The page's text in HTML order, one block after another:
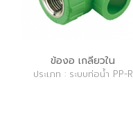
ข้องอ เกลียวใน
ประเภท : ระบบท่อน้ำ PP-R